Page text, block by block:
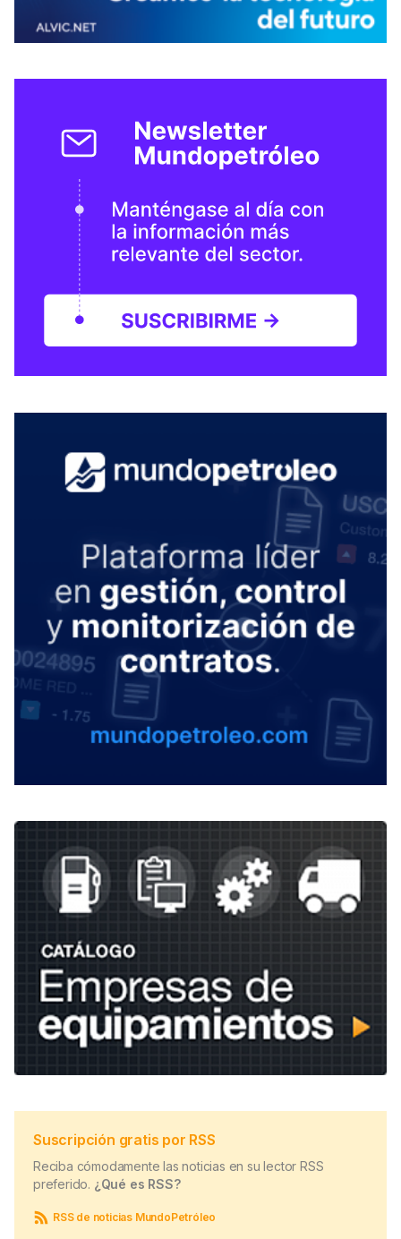
Suscripción gratis por RSS
Reciba cómodamente las noticias en su lector RSS
preferido. ¿Qué es RSS?
RSS de noticias MundoPetróleo